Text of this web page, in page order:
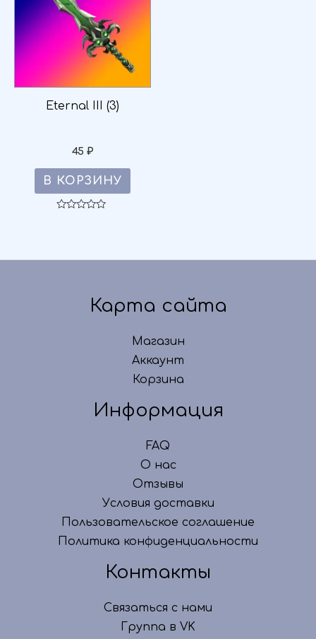
Eternal III (3)
45 ₽
В КОРЗИНУ
Карта сайта
Магазин
Аккаунт
Корзина
Информация
FAQ
О нас
Отзывы
Условия доставки
Пользовательское соглашение
Политика конфиденциальности
Контакты
Связаться с нами
Группа в VK